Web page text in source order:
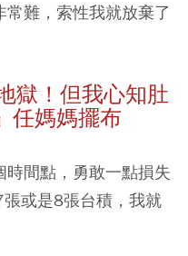
難，索性我就放棄了
獄！但我心知肚
任媽媽擺布
間點，勇敢一點損失
或是8張台積，我就